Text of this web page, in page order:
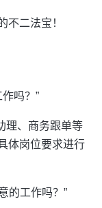
不二法宝！
吗？”
理、商务跟单等
体岗位要求进行
的工作吗？”